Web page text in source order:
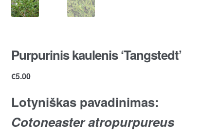
Purpurinis kaulenis ‘Tangstedt’
€5.00
Lotyniškas pavadinimas:
Cotoneaster atropurpureus